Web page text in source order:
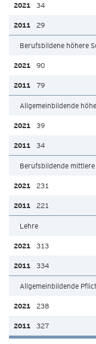
34
29
Berufsbildene höhere
90
79
Allgemeinbildende
39
34
Berufsbildende mittlere
231
221
Lehre
313
334
Allgemeinbildende
238
327